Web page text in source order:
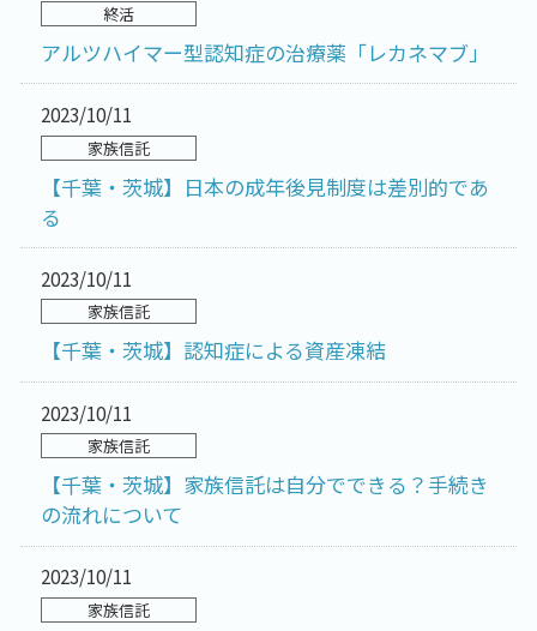
終活
アルツハイマー型認知症の治療薬「レカネマブ」
2023/10/11
家族信託
【千葉・茨城】日本の成年後見制度は差別的であ
る
2023/10/11
家族信託
【千葉・茨城】認知症による資産凍結
2023/10/11
家族信託
【千葉・茨城】家族信託は自分でできる？手続き
の流れについて
2023/10/11
家族信託